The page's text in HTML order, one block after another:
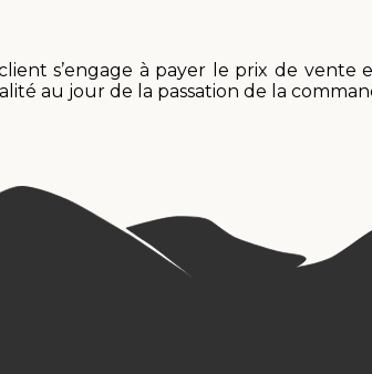
s’engage à payer le prix de
au jour de la passation de la